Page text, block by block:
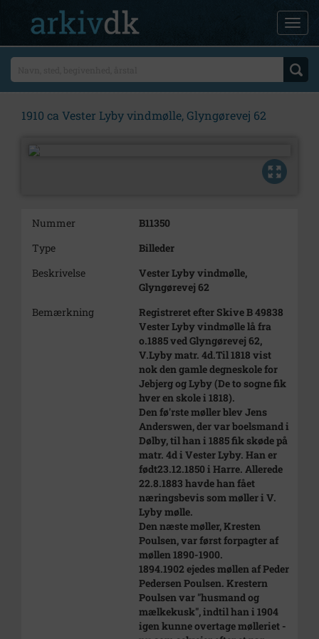
1910 ca Vester Lyby vindmølle, Glyngørevej 62
Nummer
B11350
Type
Billeder
Beskrivelse
Vester Lyby vindmølle,
Glyngørevej 62
Bemærkning
Registreret efter Skive B 49838
Vester Lyby vindmølle lå fra
o.1885 ved Glyngørevej 62,
V.Lyby matr. 4d.Til 1818 vist
nok den gamle degneskole for
Jebjerg og Lyby (De to sogne fik
hver en skole i 1818).
Den fø'rste møller blev Jens
Anderswen, der var boelsmand i
Dølby, til han i 1885 fik skøde på
matr. 4d i Vester Lyby. Han er
født23.12.1850 i Harre. Allerede
22.8.1883 havde han fået
næringsbevis som møller i V.
Lyby mølle.
Den næste møller, Kresten
Poulsen, var først forpagter af
møllen 1890-1900.
1894.1902 ejedes møllen af Peder
Pedersen Poulsen. Krestern
Poulsen var "husmand og
mælkekusk", indtil han i 1904
igen kunne overtage mølleriet -